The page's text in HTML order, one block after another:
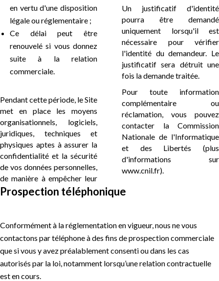
en vertu d'une disposition
légale ou réglementaire ;
Ce délai peut être
renouvelé si vous donnez
suite à la relation
commerciale.
Pendant cette période, le Site
met en place les moyens
organisationnels, logiciels,
juridiques, techniques et
physiques aptes à assurer la
confidentialité et la sécurité
de vos données personnelles,
de manière à empêcher leur
Un justificatif d'identité
pourra être demandé
uniquement lorsqu'il est
nécessaire pour vérifier
l'identité du demandeur. Le
justificatif sera détruit une
fois la demande traitée.
Pour toute information
complémentaire ou
réclamation, vous pouvez
contacter la Commission
Nationale de l'Informatique
et des Libertés (plus
d'informations sur
www.cnil.fr).
Prospection téléphonique
Conformément à la réglementation en vigueur, nous ne vous
contactons par téléphone à des fins de prospection commerciale
que si vous y avez préalablement consenti ou dans les cas
autorisés par la loi, notamment lorsqu’une relation contractuelle
est en cours.